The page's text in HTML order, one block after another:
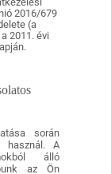
2016/679
(a
2011. évi
során
használ. A
álló
az Ön